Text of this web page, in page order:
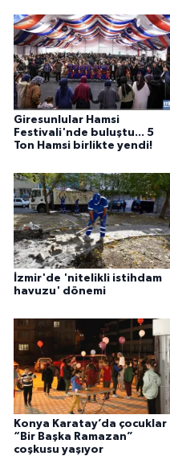
Giresunlular Hamsi
Festivali'nde buluştu... 5
Ton Hamsi birlikte yendi!
İzmir'de 'nitelikli istihdam
havuzu' dönemi
Konya Karatay’da çocuklar
“Bir Başka Ramazan”
coşkusu yaşıyor